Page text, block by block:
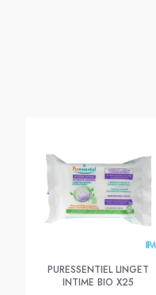
PURESSENTIEL LINGET
INTIME BIO X25